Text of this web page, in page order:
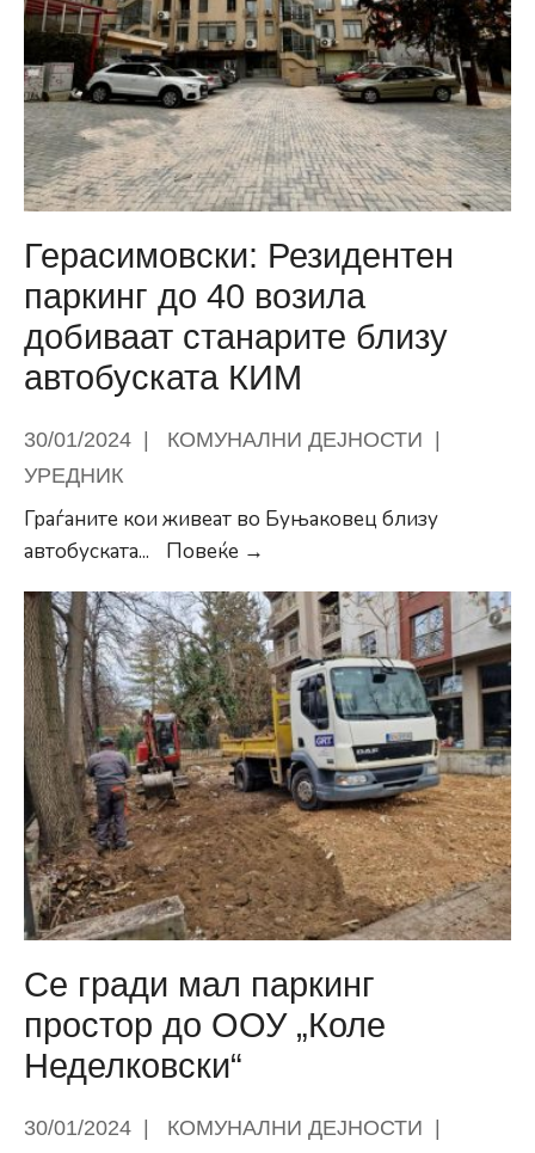
заштита
на
животната
средина
со
МЖСПП
Герасимовски: Резидентен
паркинг до 40 возила
добиваат станарите близу
автобуската КИМ
30/01/2024 КОМУНАЛНИ ДЕЈНОСТИ
УРЕДНИК
Граѓаните кои живеат во Буњаковец близу
автобуската... Повеќе →
паркинг
до
40
возила
добиваат
станарите
близу
автобуската
КИМ
Се гради мал паркинг
простор до ООУ „Коле
Неделковски“
30/01/2024 | КОМУНАЛНИ ДЕЈНОСТИ |